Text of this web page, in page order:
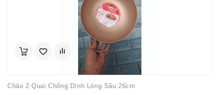
Chảo 2 Quai Chống Dính Lòng Sâu 26cm